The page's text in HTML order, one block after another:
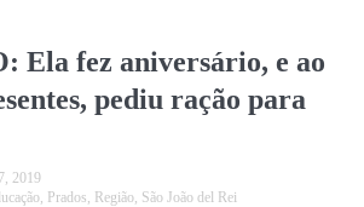
Ela fez aniversário, e ao
pediu ração para
2019
, Prados, Região, São João del Rei